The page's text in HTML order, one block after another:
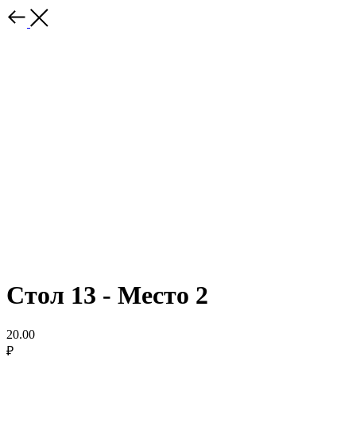
Стол 13 - Место 2
20.00
₽